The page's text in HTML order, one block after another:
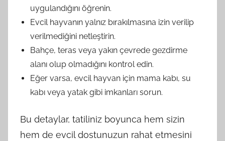
uygulandığını öğrenin.
Evcil hayvanın yalnız bırakılmasına izin verilip
verilmediğini netleştirin.
Bahçe, teras veya yakın çevrede gezdirme
alanı olup olmadığını kontrol edin.
Eğer varsa, evcil hayvan için mama kabı, su
kabı veya yatak gibi imkanları sorun.
Bu detaylar, tatiliniz boyunca hem sizin
hem de evcil dostunuzun rahat etmesini